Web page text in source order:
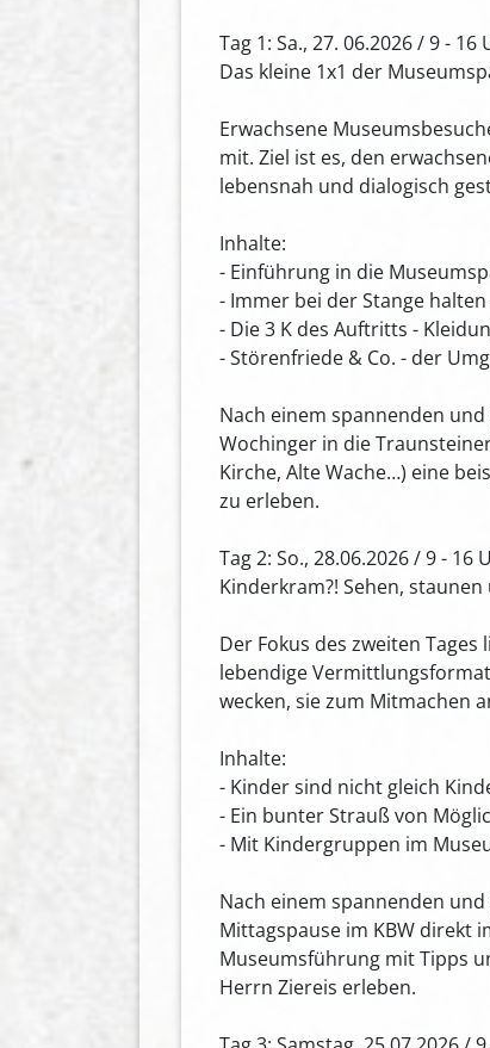
Tag 1: Sa., 27. 06.2026 / 9 -
Das kleine 1x1 der
Erwachsene
mit. Ziel ist es, den
lebensnah und dialogisch
Inhalte:
- Einführung in die
- Immer bei der Stange
- Die 3 K des Auftritts -
- Störenfriede & Co. - der
Nach einem spannenden
Wochinger in die
Kirche, Alte Wache…) eine
zu erleben.
Tag 2: So., 28.06.2026 / 9 -
Kinderkram?! Sehen,
Der Fokus des zweiten
lebendige
wecken, sie zum Mitmachen
Inhalte:
- Kinder sind nicht gleich
- Ein bunter Strauß von
- Mit Kindergruppen im
Nach einem spannenden
Mittagspause im KBW direkt
Museumsführung mit Tipps
Herrn Ziereis erleben.